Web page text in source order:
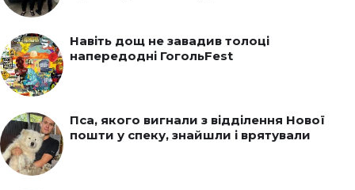
Навіть дощ не завадив толоці
напередодні ГогольFest
Пса, якого вигнали з відділення Нової
пошти у спеку, знайшли і врятували